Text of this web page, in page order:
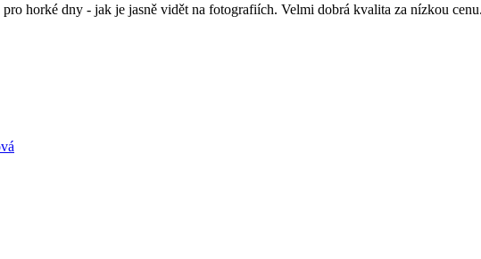
horké dny - jak je jasně vidět na fotografiích. Velmi dobrá kvalita za nízkou